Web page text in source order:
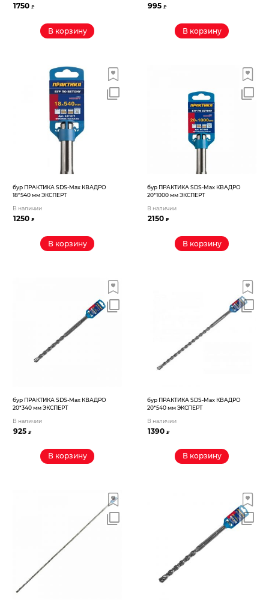
1750₽
В корзину
995₽
В корзину
бур ПРАКТИКА SDS-Max КВАДРО
18*540 мм ЭКСПЕРТ
В наличии
1250₽
В корзину
бур ПРАКТИКА SDS-Max КВАДРО
20*1000 мм ЭКСПЕРТ
В наличии
2150₽
В корзину
бур ПРАКТИКА SDS-Max КВАДРО
20*340 мм ЭКСПЕРТ
В наличии
925₽
В корзину
бур ПРАКТИКА SDS-Max КВАДРО
20*540 мм ЭКСПЕРТ
В наличии
1390₽
В корзину